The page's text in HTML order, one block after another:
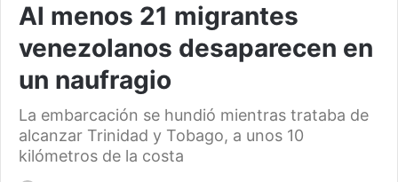
Al menos 21 migrantes
venezolanos desaparecen en
un naufragio
La embarcación se hundió mientras trataba de
alcanzar Trinidad y Tobago, a unos 10
kilómetros de la costa